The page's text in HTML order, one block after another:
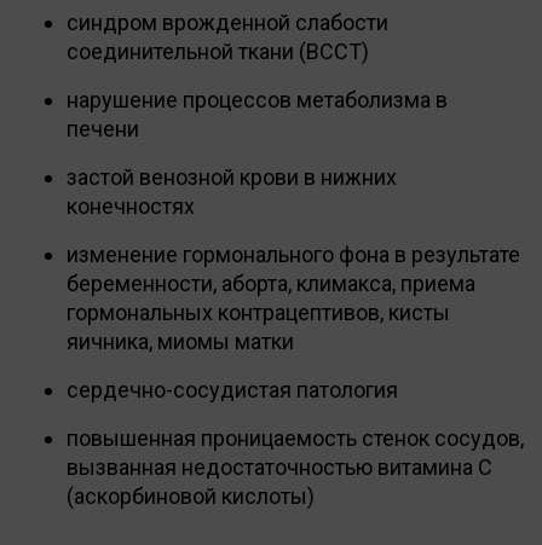
синдром врожденной слабости
соединительной ткани (ВССТ)
нарушение процессов метаболизма в
печени
застой венозной крови в нижних
конечностях
изменение гормонального фона в результате
беременности, аборта, климакса, приема
гормональных контрацептивов, кисты
яичника, миомы матки
сердечно-сосудистая патология
повышенная проницаемость стенок сосудов,
вызванная недостаточностью витамина С
(аскорбиновой кислоты)